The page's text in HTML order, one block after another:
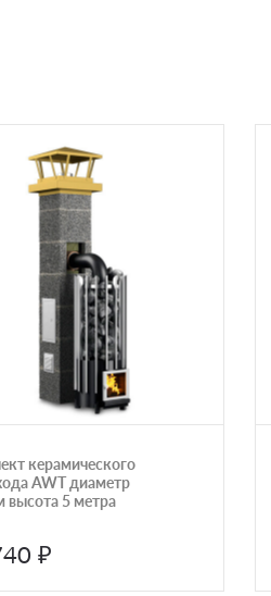
керамического
AWT диаметр
высота 5 метра
₽